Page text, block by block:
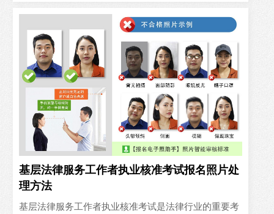
基层法律服务工作者执业核准考试报名照片处
理方法
基层法律服务工作者执业核准考试是法律行业的重要考